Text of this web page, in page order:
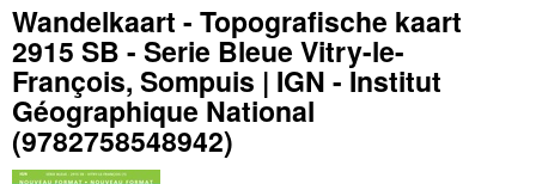
Wandelkaart - Topografische kaart
2915 SB - Serie Bleue Vitry-le-
François, Sompuis | IGN - Institut
Géographique National
(9782758548942)